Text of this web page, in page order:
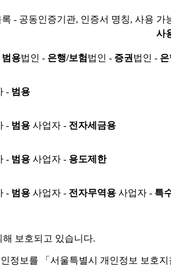
- 공동인증기관, 인증서 명칭, 사용 가
사
범용법인 - 은행/보험 법인 - 증권 법인 - 은
- 범용
- 범용 사업자 - 전자세금용
- 범용 사업자 - 용도제한
- 범용 사업자 - 전자무역용 사업자 - 특
해 보호되고 있습니다.
정보를 「서울특별시 개인정보 보호